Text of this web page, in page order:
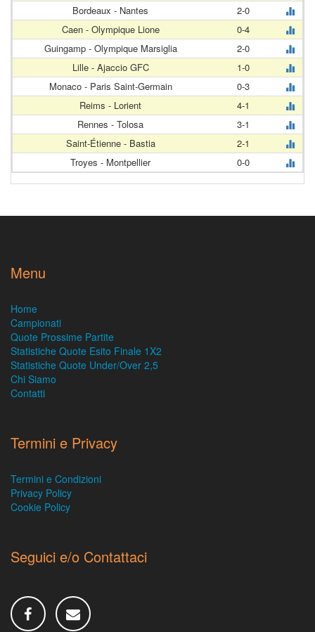
Bordeaux - Nantes
2-0
Caen - Olympique Lione
0-4
Guingamp - Olympique Marsiglia
2-0
Lille - Ajaccio GFC
1-0
Monaco - Paris Saint-Germain
0-3
Reims - Lorient
4-1
Rennes - Tolosa
3-1
Saint-Étienne - Bastia
2-1
Troyes - Montpellier
0-0
Menu
Home
Campionati
Quote Prossime Partite
Statistiche Quote Esito Finale 1X2
Statistiche Quote Under/Over 2,5
Chi Siamo
Contatti
Termini e Privacy
Termini e Condizioni
Privacy Policy
Cookie Policy
Seguici e/o Contattaci